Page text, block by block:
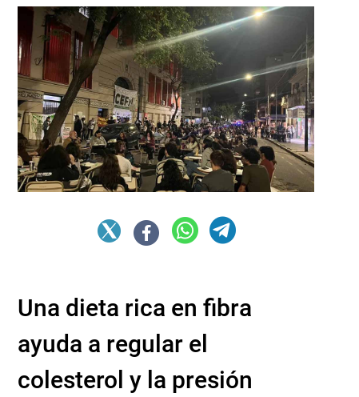
Una dieta rica en fibra
ayuda a regular el
colesterol y la presión